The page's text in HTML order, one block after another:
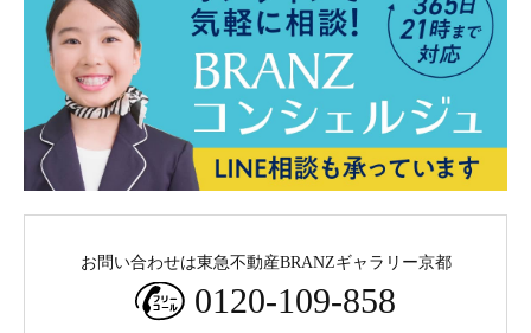
お問い合わせは東急不動産BRANZギャラリー京都
0120-109-858